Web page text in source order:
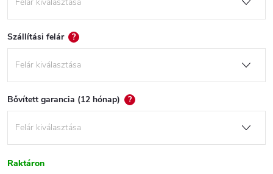
Szállítási felár ?
Bővített garancia (12 hónap) ?
Raktáron